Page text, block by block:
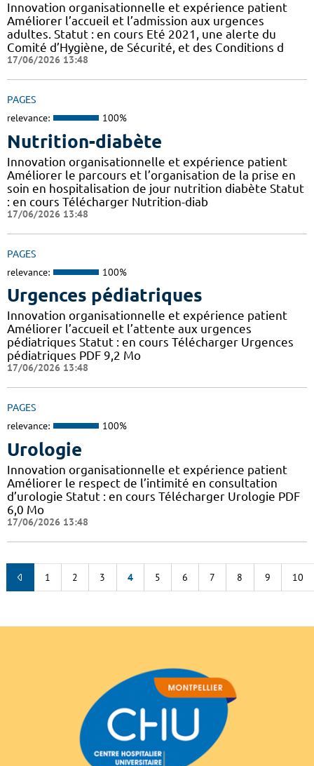
Innovation organisationnelle et expérience patient
Améliorer l’accueil et l’admission aux urgences
adultes. Statut : en cours Eté 2021, une alerte du
Comité d’Hygiène, de Sécurité, et des Conditions d
17/06/2026 13:48
PAGES
relevance: 100%
Nutrition-diabète
Innovation organisationnelle et expérience patient
Améliorer le parcours et l’organisation de la prise en
soin en hospitalisation de jour nutrition diabète Statut
: en cours Télécharger Nutrition-diab
17/06/2026 13:48
PAGES
relevance: 100%
Urgences pédiatriques
Innovation organisationnelle et expérience patient
Améliorer l’accueil et l’attente aux urgences
pédiatriques Statut : en cours Télécharger Urgences
pédiatriques PDF 9,2 Mo
17/06/2026 13:48
PAGES
relevance: 100%
Urologie
Innovation organisationnelle et expérience patient
Améliorer le respect de l’intimité en consultation
d’urologie Statut : en cours Télécharger Urologie PDF
6,0 Mo
17/06/2026 13:48
1 2 3 4 5 6 7 8 9 10